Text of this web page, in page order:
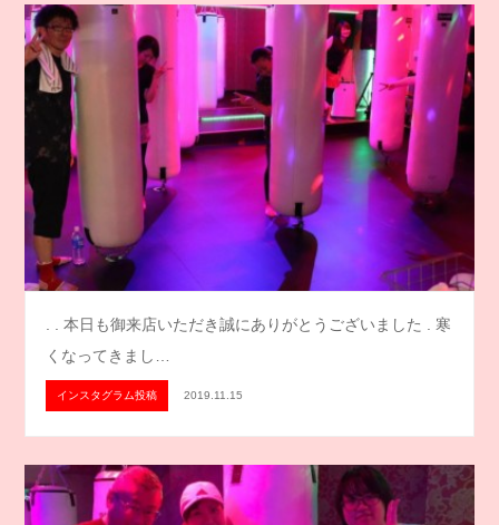
. . 本日も御来店いただき誠にありがとうございました . 寒
くなってきまし…
インスタグラム投稿 2019.11.15